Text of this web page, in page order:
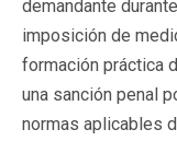
demandante
imposición de
formación práctica
una sanción penal
normas aplicables